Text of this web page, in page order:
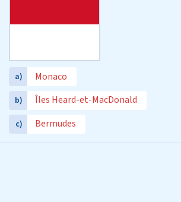
a) Monaco
b) Îles Heard-et-MacDonald
c) Bermudes